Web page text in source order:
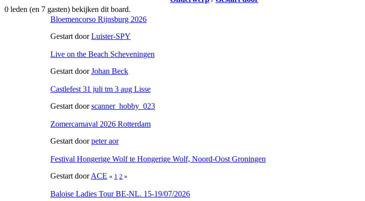
0 leden (en 7 gasten) bekijken dit board.
Bloemencorso Rijnsburg 2026
Gestart doorLuister-SPY
Live on the Beach Scheveningen
Gestart doorJohan Beck
Castlefest 31 juli tm 3 aug Lisse
Gestart doorscanner_hobby_023
Zomercarnaval 2026 Rotterdam
Gestart doorpeter aor
Festival Hongerige Wolf te Hongerige Wolf, Noord-Oost Groningen
Gestart doorACE « 1 2 »
Baloise Ladies Tour BE-NL. 15-19/07/2026